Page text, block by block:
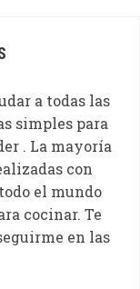
a todas las
simples para
. La mayoría
con
el mundo
cocinar. Te
en las